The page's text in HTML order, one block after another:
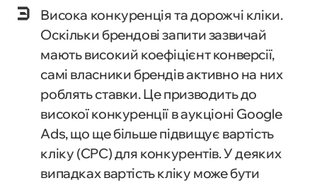
Висока конкуренція та дорожчі кліки.
Оскільки брендові запити зазвичай
мають високий коефіцієнт конверсії,
самі власники брендів активно на них
роблять ставки. Це призводить до
високої конкуренції в аукціоні Google
Ads, що ще більше підвищує вартість
кліку (CPC) для конкурентів. У деяких
випадках вартість кліку може бути